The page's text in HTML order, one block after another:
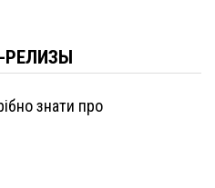
РЕЛИЗЫ
знати про